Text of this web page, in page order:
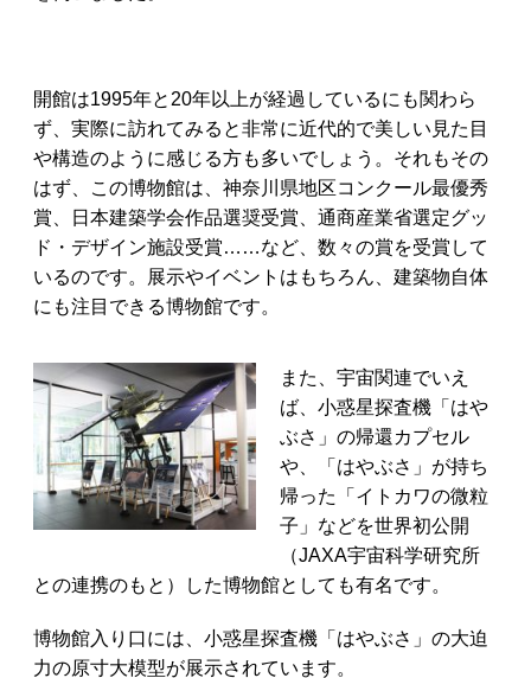
開館は1995年と20年以上が経過しているにも関わら
ず、実際に訪れてみると非常に近代的で美しい見た目
や構造のように感じる方も多いでしょう。それもその
はず、この博物館は、神奈川県地区コンクール最優秀
賞、日本建築学会作品選奨受賞、通商産業省選定グッ
ド・デザイン施設受賞……など、数々の賞を受賞して
いるのです。展示やイベントはもちろん、建築物自体
にも注目できる博物館です。
また、宇宙関連でいえ
ば、小惑星探査機「はや
ぶさ」の帰還カプセル
や、「はやぶさ」が持ち
帰った「イトカワの微粒
子」などを世界初公開
（JAXA宇宙科学研究所
との連携のもと）した博物館としても有名です。
博物館入り口には、小惑星探査機「はやぶさ」の大迫
力の原寸大模型が展示されています。